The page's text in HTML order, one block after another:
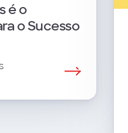
é o
o Sucesso